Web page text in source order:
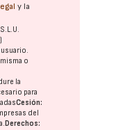
y la
o
la
para
Cesión:
del
Derechos: